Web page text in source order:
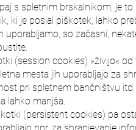
s spletnim brskalnikom, je
ki je poslal piškotek, lahko
uporabljamo, so začasni,
(session cookies) »živijo«
mesta jih uporabljajo za
pri spletnem bančništvu
lahko manjša.
(persistent cookies) pa
npr. za shranjevanje